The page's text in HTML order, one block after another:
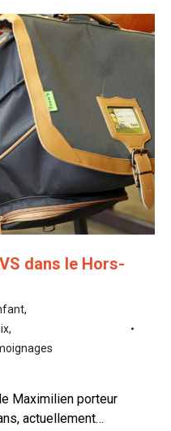
dans le Hors-
,
,
Maximilien porteur
actuellement…